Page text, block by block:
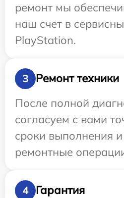
ремонт мы
наш счет в
PlayStation.
3
Ремонт техники
После полной
согласуем с вами
сроки выполнения
ремонтные
4
Гарантия